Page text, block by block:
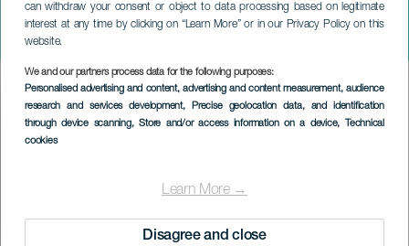
can withdraw your consent or object to data processing based on legitimate
interest at any time by clicking on “Learn More” or in our Privacy Policy on this
website.
We and our partners process data for the following purposes:
Personalised advertising and content, advertising and content measurement, audience
research and services development, Precise geolocation data, and identification
through device scanning, Store and/or access information on a device, Technical
cookies
Learn More →
Disagree and close
Animayo
GRAN CANARIA
Imagen
Listado